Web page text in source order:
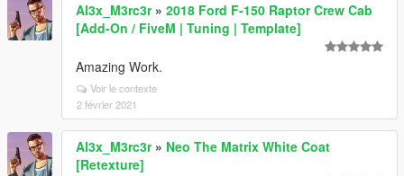
Al3x_M3rc3r» 2018 Ford F-150 Raptor Crew Cab
[Add-On / FiveM | Tuning | Template]
Amazing Work.
Voir le contexte
2 février 2021
Al3x_M3rc3r» Neo The Matrix White Coat
[Retexture]